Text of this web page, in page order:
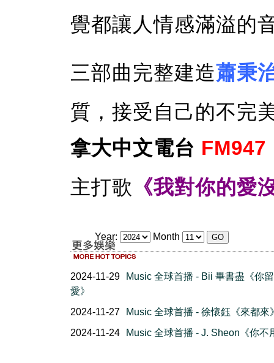
覺都讓人情感滿溢的
三部曲完整建造蕭秉
質，接受自己的不完
拿大中文電台 FM947
主打歌 《我對你的愛
Year: Month
2024-11-29
Music 全球首播 - Bii 畢書盡《你
愛》
2024-11-27
Music 全球首播 - 徐懷鈺《來都來
2024-11-24
Music 全球首播 - J. Sheon《你不